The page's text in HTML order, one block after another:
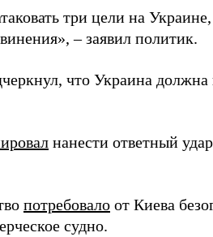
три цели на
– заявил политик.
что Украина должна
нанести ответный
потребовало от Киева
судно.